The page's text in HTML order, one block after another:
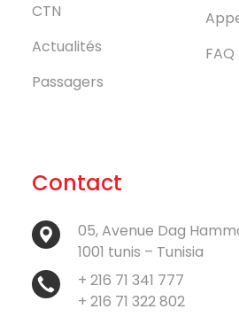
CTN
Actualités
Passagers
FAQ
Contact
05, Avenue Dag
1001 tunis – Tunisia
+ 216 71 341 777
+ 216 71 322 802